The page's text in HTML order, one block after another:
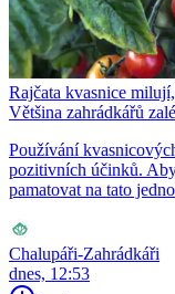
Rajčata kvasnice
Většina zahrádkářů
Používání
pozitivních účinků.
pamatovat na tato
Chalupáři-Zahrádkáři
dnes, 12:53